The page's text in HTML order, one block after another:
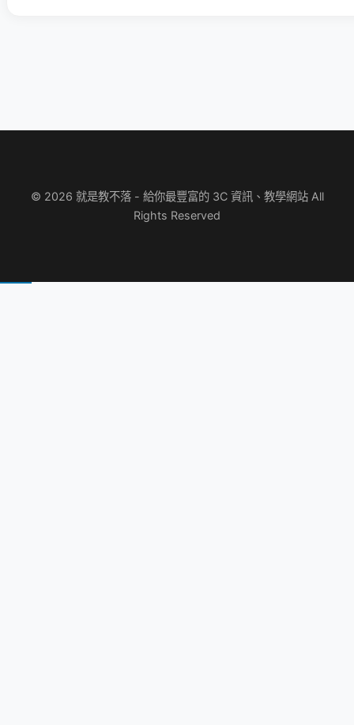
© 2026 就是教不落 - 給你最豐富的 3C 資訊、教學網站 All
Rights Reserved